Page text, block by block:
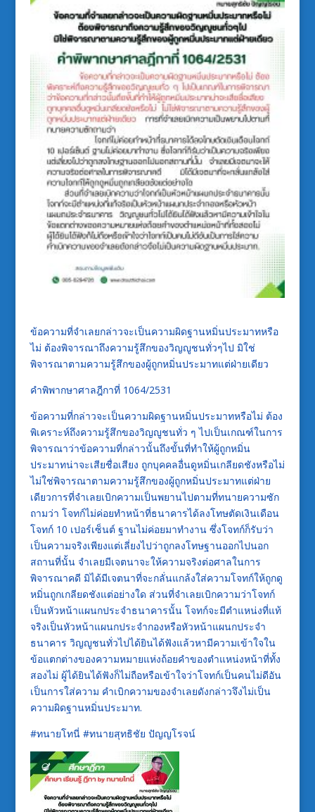
ข้อความที่จำเลยกล่าวจะเป็นความผิดฐานหมิ่นประมาทหรือ
ไม่ ต้องพิจารณาถึงความรู้สึกของวิญญูชนทั่วๆไป มิใช่
พิจารณาตามความรู้สึกของผู้ถูกหมิ่นประมาทแต่ฝ่ายเดียว
คำพิพากษาศาลฎีกาที่ 1064/2531
ข้อความที่กล่าวจะเป็นความผิดฐานหมิ่นประมาทหรือไม่ ต้อง
พิเคราะห์ถึงความรู้สึกของวิญญูชนทั่ว ๆ ไปเป็นเกณฑ์ในการ
พิจารณาว่าข้อความที่กล่าวนั้นถึงขั้นที่ทำให้ผู้ถูกหมิ่น
ประมาทน่าจะเสียชื่อเสียง ถูกบุคคลอื่นดูหมิ่นเกลียดชังหรือไม่
ไม่ใช่พิจารณาตามความรู้สึกของผู้ถูกหมิ่นประมาทแต่ฝ่าย
เดียวการที่จำเลยเบิกความเป็นพยานไปตามที่ทนายความซัก
ถามว่า โจทก์ไม่ค่อยทำหน้าที่ธนาคารได้ลงโทษตัดเงินเดือน
โจทก์ 10 เปอร์เซ็นต์ ฐานไม่ค่อยมาทำงาน ซึ่งโจทก์ก็รับว่า
เป็นความจริงเพียงแต่เลี่ยงไปว่าถูกลงโทษฐานออกไปนอก
สถานที่นั้น จำเลยมีเจตนาจะให้ความจริงต่อศาลในการ
พิจารณาคดี มิได้มีเจตนาที่จะกลั่นแกล้งใส่ความโจทก์ให้ถูกดู
หมิ่นถูกเกลียดชังแต่อย่างใด ส่วนที่จำเลยเบิกความว่าโจทก์
เป็นหัวหน้าแผนกประจำธนาคารนั้น โจทก์จะมีตำแหน่งที่แท้
จริงเป็นหัวหน้าแผนกประจำกองหรือหัวหน้าแผนกประจำ
ธนาคาร วิญญูชนทั่วไปได้ยินได้ฟังแล้วหามีความเข้าใจใน
ข้อแตกต่างของความหมายแห่งถ้อยคำของตำแหน่งหน้าที่ทั้ง
สองไม่ ผู้ได้ยินได้ฟังก็ไม่ถือหรือเข้าใจว่าโจทก์เป็นคนไม่ดีอัน
เป็นการใส่ความ คำเบิกความของจำเลยดังกล่าวจึงไม่เป็น
ความผิดฐานหมิ่นประมาท.
#ทนายโทนี่ #ทนายสุทธิชัย ปัญญโรจน์